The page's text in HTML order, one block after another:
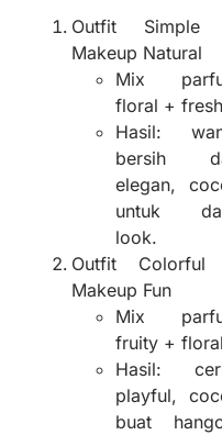
Outfit Simple
Makeup Natural
Mix
floral +
Hasil:
bersih
elegan,
untuk
look.
Outfit Colorful
Makeup Fun
Mix
fruity +
Hasil:
playful,
buat